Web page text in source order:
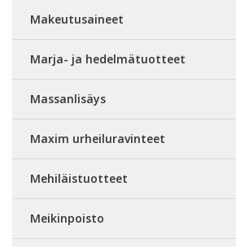
Makeutusaineet
Marja- ja hedelmätuotteet
Massanlisäys
Maxim urheiluravinteet
Mehiläistuotteet
Meikinpoisto